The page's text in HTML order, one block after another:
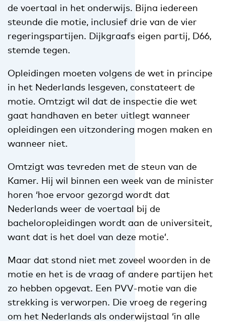
de voertaal in het onderwijs. Bijna iedereen
steunde die motie, inclusief drie van de vier
regeringspartijen. Dijkgraafs eigen partij, D66,
stemde tegen.
Opleidingen moeten volgens de wet in principe
in het Nederlands lesgeven, constateert de
motie. Omtzigt wil dat de inspectie die wet
gaat handhaven en beter uitlegt wanneer
opleidingen een uitzondering mogen maken en
wanneer niet.
Omtzigt was tevreden met de steun van de
Kamer. Hij wil binnen een week van de minister
horen ‘hoe ervoor gezorgd wordt dat
Nederlands weer de voertaal bij de
bacheloropleidingen wordt aan de universiteit,
want dat is het doel van deze motie’.
Maar dat stond niet met zoveel woorden in de
motie en het is de vraag of andere partijen het
zo hebben opgevat. Een PVV-motie van die
strekking is verworpen. Die vroeg de regering
om het Nederlands als onderwijstaal ‘in alle